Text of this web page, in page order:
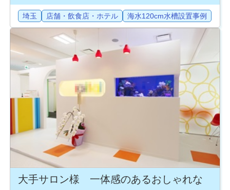
埼玉 店舗・飲食店・ホテル 海水120cm水槽設置事例
大手サロン様 一体感のあるおしゃれな